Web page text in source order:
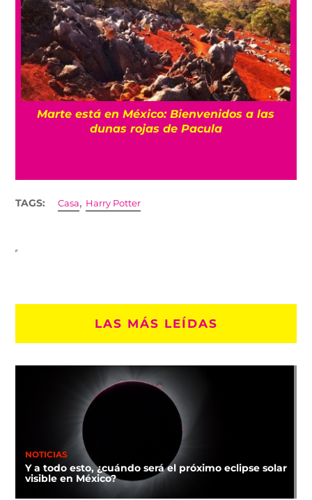
Marte está en México: Bienvenidos a las
dunas rojas de Pacula
TAGS: Casa, Harry Potter
LAS MÁS LEÍDAS
NOTICIAS
Y a todo esto, ¿cuándo será el próximo eclipse solar
visible en México?